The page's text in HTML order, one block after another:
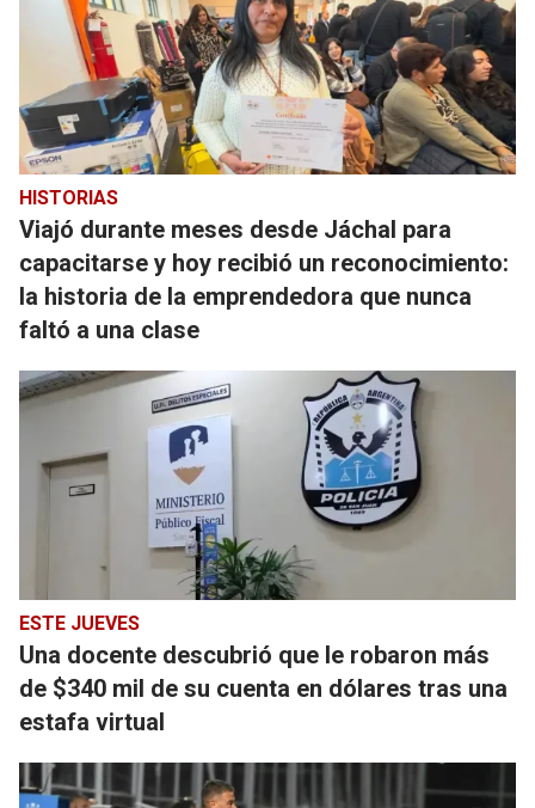
HISTORIAS
Viajó durante meses desde Jáchal para
capacitarse y hoy recibió un reconocimiento:
la historia de la emprendedora que nunca
faltó a una clase
ESTE JUEVES
Una docente descubrió que le robaron más
de $340 mil de su cuenta en dólares tras una
estafa virtual